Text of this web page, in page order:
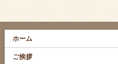
ホーム
ご挨拶